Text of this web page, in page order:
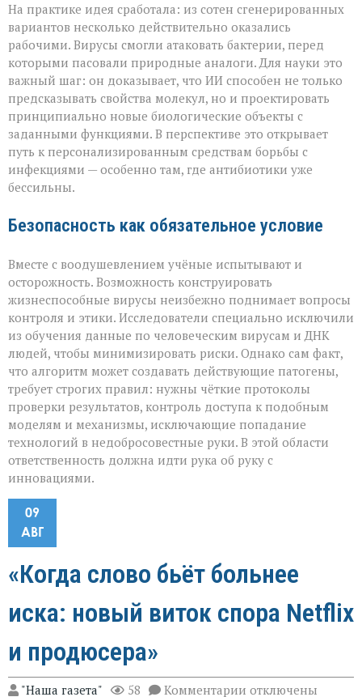
На практике идея сработала: из сотен сгенерированных
вариантов несколько действительно оказались
рабочими. Вирусы смогли атаковать бактерии, перед
которыми пасовали природные аналоги. Для науки это
важный шаг: он доказывает, что ИИ способен не только
предсказывать свойства молекул, но и проектировать
принципиально новые биологические объекты с
заданными функциями. В перспективе это открывает
путь к персонализированным средствам борьбы с
инфекциями — особенно там, где антибиотики уже
бессильны.
Безопасность как обязательное условие
Вместе с воодушевлением учёные испытывают и
осторожность. Возможность конструировать
жизнеспособные вирусы неизбежно поднимает вопросы
контроля и этики. Исследователи специально исключили
из обучения данные по человеческим вирусам и ДНК
людей, чтобы минимизировать риски. Однако сам факт,
что алгоритм может создавать действующие патогены,
требует строгих правил: нужны чёткие протоколы
проверки результатов, контроль доступа к подобным
моделям и механизмы, исключающие попадание
технологий в недобросовестные руки. В этой области
ответственность должна идти рука об руку с
инновациями.
09
АВГ
«Когда слово бьёт больнее
иска: новый виток спора Netflix
и продюсера»
"Наша газета" 58 Комментарии котключены